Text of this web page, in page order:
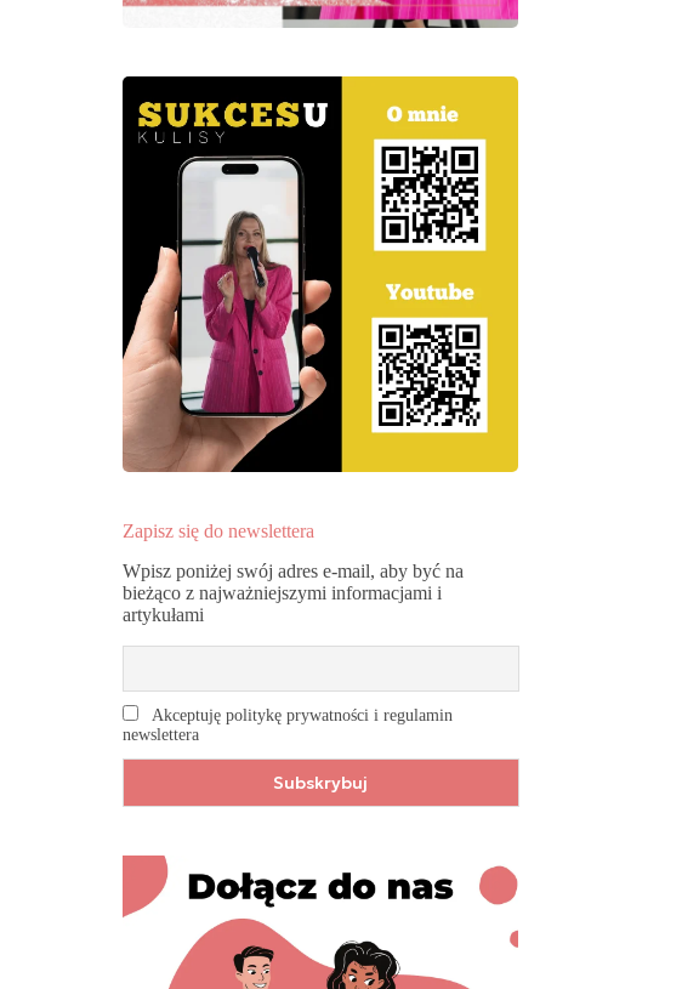
Zapisz się do newslettera
Wpisz poniżej swój adres e-mail, aby być na
bieżąco z najważniejszymi informacjami i
artykułami
Akceptuję politykę prywatności i regulamin
newslettera